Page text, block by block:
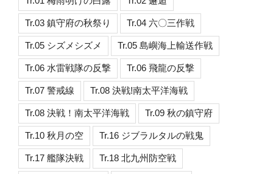
Tr.03 鎮守府の秋祭り Tr.04 六〇三作戦
Tr.05 シズメシズメ Tr.05 島嶼海上輸送作戦
Tr.06 水雷戦隊の反撃 Tr.06 飛龍の反撃
Tr.07 警戒線 Tr.08 決戦!南太平洋海戦
Tr.08 決戦！南太平洋海戦 Tr.09 秋の鎮守府
Tr.10 秋月の空 Tr.16 ジブラルタルの戦鬼
Tr.17 艦隊決戦 Tr.18 北九州防空戦